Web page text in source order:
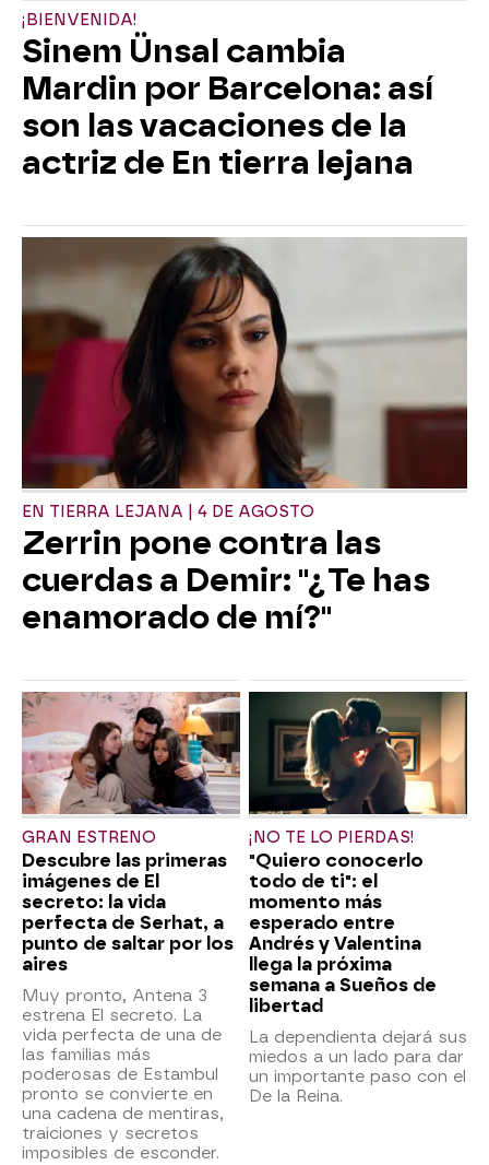
¡BIENVENIDA!
Sinem Ünsal cambia
Mardin por Barcelona: así
son las vacaciones de la
actriz de En tierra lejana
EN TIERRA LEJANA | 4 DE AGOSTO
Zerrin pone contra las
cuerdas a Demir: "¿Te has
enamorado de mí?"
GRAN ESTRENO
Descubre las primeras
imágenes de El
secreto: la vida
perfecta de Serhat, a
punto de saltar por los
aires
Muy pronto, Antena 3
estrena El secreto. La
vida perfecta de una de
las familias más
poderosas de Estambul
pronto se convierte en
una cadena de mentiras,
traiciones y secretos
imposibles de esconder.
¡NO TE LO PIERDAS!
"Quiero conocerlo
todo de ti": el
momento más
esperado entre
Andrés y Valentina
llega la próxima
semana a Sueños de
libertad
La dependienta dejará sus
miedos a un lado para dar
un importante paso con el
De la Reina.